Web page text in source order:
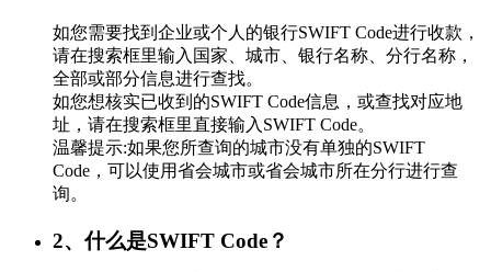
如您需要找到企业或个人的银行SWIFT Code进行收款，
请在搜索框里输入国家、城市、银行名称、分行名称，
全部或部分信息进行查找。
如您想核实已收到的SWIFT Code信息，或查找对应地
址，请在搜索框里直接输入SWIFT Code。
温馨提示:如果您所查询的城市没有单独的SWIFT
Code，可以使用省会城市或省会城市所在分行进行查
询。
2、什么是SWIFT Code？